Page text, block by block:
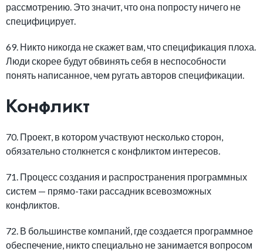
рассмотрению. Это значит, что она попросту ничего не
специфицирует.
69. Никто никогда не скажет вам, что спецификация плоха.
Люди скорее будут обвинять себя в неспособности
понять написанное, чем ругать авторов спецификации.
Конфликт
70. Проект, в котором участвуют несколько сторон,
обязательно столкнется с конфликтом интересов.
71. Процесс создания и распространения программных
систем — прямо-таки рассадник всевозможных
конфликтов.
72. В большинстве компаний, где создается программное
обеспечение, никто специально не занимается вопросом